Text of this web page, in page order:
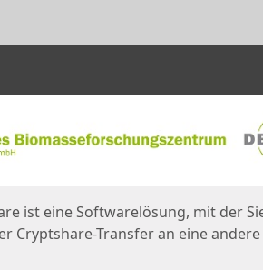
ist eine Softwarelösung, mit der
Cryptshare-Transfer an eine